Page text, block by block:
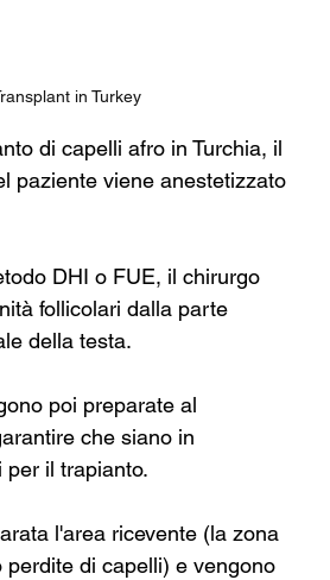
in Turkey
di capelli afro in Turchia, il
paziente viene anestetizzato
DHI o FUE, il chirurgo
follicolari dalla parte
della testa.
poi preparate al
che siano in
il trapianto.
l'area ricevente (la zona
perdite di capelli) e vengono